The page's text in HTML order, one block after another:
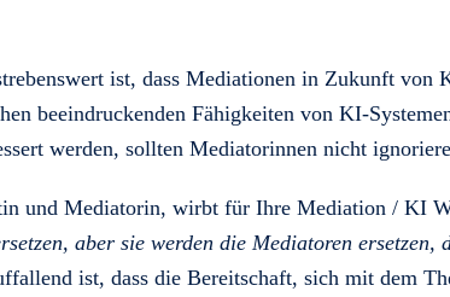
ist, dass Mediationen in Zukunft von
beeindruckenden Fähigkeiten von KI-
werden, sollten Mediatorinnen nicht
und Mediatorin, wirbt für Ihre Mediation / KI
aber sie werden die Mediatoren
ist, dass die Bereitschaft, sich mit dem